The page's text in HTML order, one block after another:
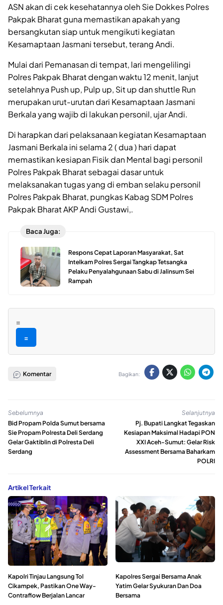
ASN akan di cek kesehatannya oleh Sie Dokkes Polres
Pakpak Bharat guna memastikan apakah yang
bersangkutan siap untuk mengikuti kegiatan
Kesamaptaan Jasmani tersebut, terang Andi.
Mulai dari Pemanasan di tempat, lari mengelilingi
Polres Pakpak Bharat dengan waktu 12 menit, lanjut
setelahnya Push up, Pulp up, Sit up dan shuttle Run
merupakan urut-urutan dari Kesamaptaan Jasmani
Berkala yang wajib di lakukan personil, ujar Andi.
Di harapkan dari pelaksanaan kegiatan Kesamaptaan
Jasmani Berkala ini selama 2 ( dua ) hari dapat
memastikan kesiapan Fisik dan Mental bagi personil
Polres Pakpak Bharat sebagai dasar untuk
melaksanakan tugas yang di emban selaku personil
Polres Pakpak Bharat, pungkas Kabag SDM Polres
Pakpak Bharat AKP Andi Gustawi,.
Baca Juga:
Respons Cepat Laporan Masyarakat, Sat
Intelkam Polres Sergai Tangkap Tetsangka
Pelaku Penyalahgunaan Sabu di Jalinsum Sei
Rampah
=
=
Komentar Bagikan:
Sebelumnya
Bid Propam Polda Sumut bersama
Sie Propam Polresta Deli Serdang
Gelar Gaktiblin di Polresta Deli
Serdang
Selanjutnya
Pj. Bupati Langkat Tegaskan
Kesiapan Maksimal Hadapi PON
XXI Aceh-Sumut: Gelar Risk
Assessment Bersama Baharkam
POLRI
Artikel Terkait
Kapolri Tinjau Langsung Tol
Cikampek, Pastikan One Way-
Contraflow Berjalan Lancar
Kapolres Sergai Bersama Anak
Yatim Gelar Syukuran Dan Doa
Bersama